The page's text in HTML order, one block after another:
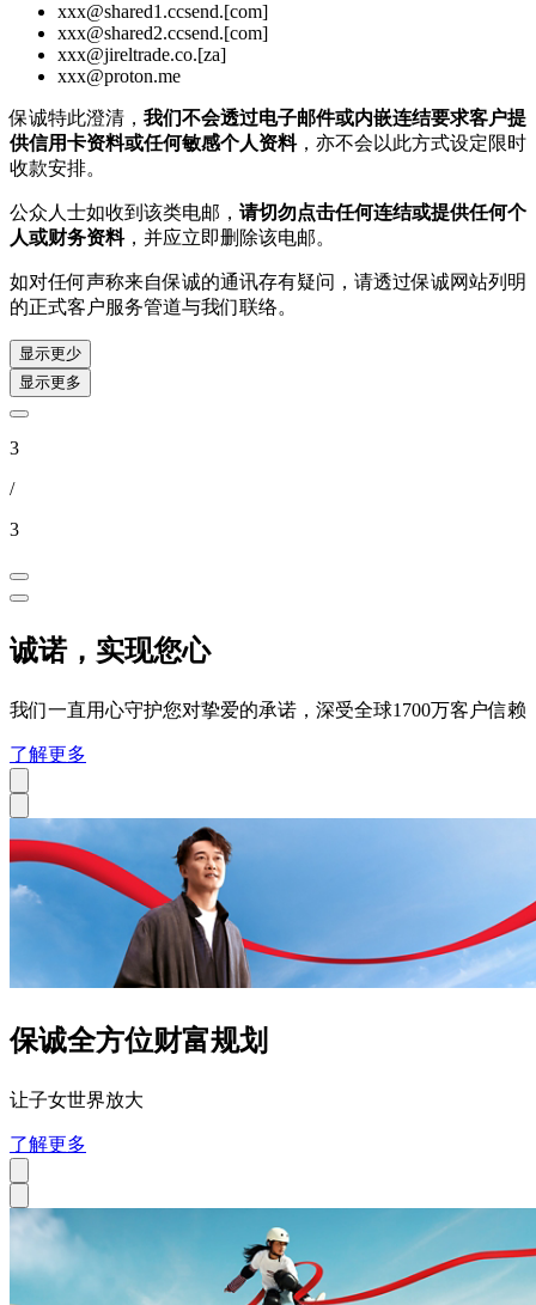
xxx@shared1.ccsend.[com]
xxx@shared2.ccsend.[com]
xxx@jireltrade.co.[za]
xxx@proton.me
保诚特此澄清， 我们不会透过电子邮件或内嵌连结要求客户提
供信用卡资料或任何敏感个人资料，亦不会以此方式设定限时
收款安排。
公众人士如收到该类电邮， 请切勿点击任何连结或提供任何个
人或财务资料，并应立即删除该电邮。
如对任何声称来自保诚的通讯存有疑问，请透过保诚网站列明
的正式客户服务管道与我们联络。
显示更少
显示更多
3
/
3
诚诺，实现您心
我们一直用心守护您对挚爱的承诺，深受全球1700万客户信赖
了解更多
保诚全方位财富规划
让子女世界放大
了解更多